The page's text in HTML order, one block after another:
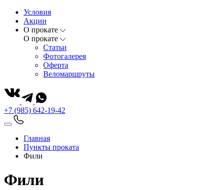
Условия
Акции
О прокате
О прокате
Статьи
Фотогалерея
Оферта
Веломаршруты
+7 (985) 642-19-42
Главная
Пункты проката
Фили
Фили